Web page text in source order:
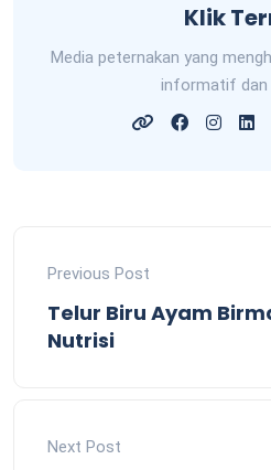
Klik
Media peternakan yang
informatif dan
Previous Post
Telur Biru Ayam
Nutrisi
Next Post